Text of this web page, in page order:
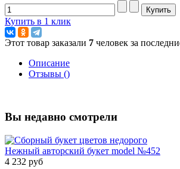
Купить в 1 клик
Этот товар заказали 7 человек за
Описание
Отзывы ()
Вы недавно смотрели
Нежный авторский букет model №452
4 232 руб